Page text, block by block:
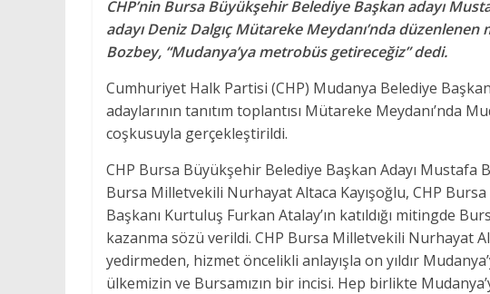
CHP’nin Bursa Büyükşehir Belediye Başkan adayı
adayı Deniz Dalgıç Mütareke Meydanı’nda
Bozbey, “Mudanya’ya metrobüs getireceğiz” dedi.
Cumhuriyet Halk Partisi (CHP) Mudanya Belediye
adaylarının tanıtım toplantısı Mütareke Meydanı’nda
coşkusuyla gerçekleştirildi.
CHP Bursa Büyükşehir Belediye Başkan Adayı Mustafa
Bursa Milletvekili Nurhayat Altaca Kayışoğlu, CHP
Başkanı Kurtuluş Furkan Atalay’ın katıldığı mitingde
kazanma sözü verildi. CHP Bursa Milletvekili Nurhayat
yedirmeden, hizmet öncelikli anlayışla on yıldır
ülkemizin ve Bursamızın bir incisi. Hep birlikte